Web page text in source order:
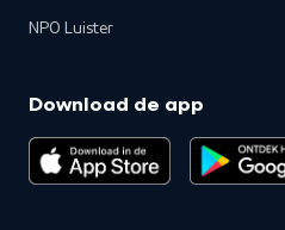
NPO Luister
Download de app